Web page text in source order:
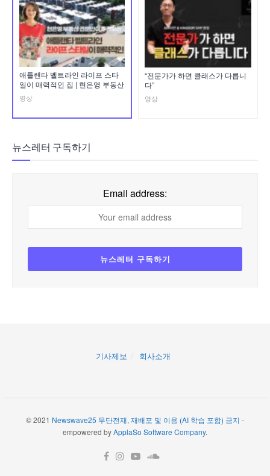
애틀랜타 벨트라인 라이프 스타
일이 매력적인 집 | 현은영 부동산
영상
“전문가가 하면 클래스가 다릅니
다”
영상
뉴스레터 구독하기
Email address:
기사제보 회사소개
© 2021 Newswave25 무단전재, 재배포 및 이용 (AI 학습 포함) 금지 -
empowered byApplaSo Software Company.